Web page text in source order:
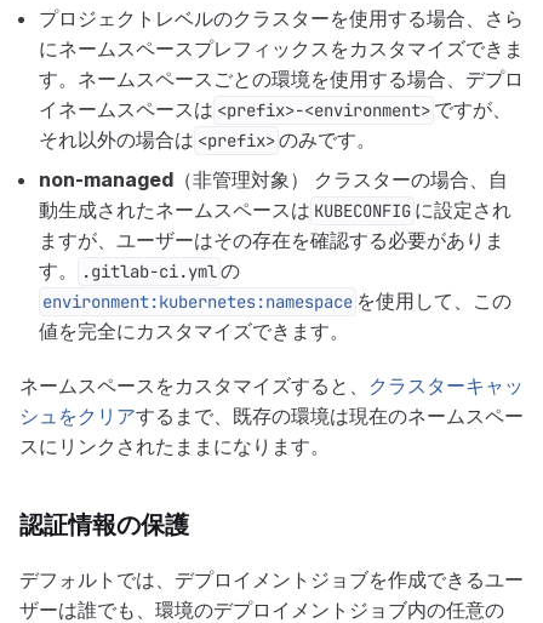
プロジェクトレベルのクラスターを使用する場合、さら
にネームスペースプレフィックスをカスタマイズできま
す。ネームスペースごとの環境を使用する場合、デプロ
イネームスペースは <prefix>-<environment> ですが、
それ以外の場合は <prefix>のみです。
non-managed （非管理対象） クラスターの場合、自
動生成されたネームスペースは KUBECONFIG に設定され
ますが、ユーザーはその存在を確認する必要がありま
す。
.gitlab-ci.ymlの
environment:kubernetes:namespace を使用して、この
値を完全にカスタマイズできます。
ネームスペースをカスタマイズすると、 クラスターキャッ
シュをクリアするまで、既存の環境は現在のネームスペー
スにリンクされたままになります。
認証情報の保護
デフォルトでは、デプロイメントジョブを作成できるユー
ザーは誰でも、環境のデプロイメントジョブ内の任意の